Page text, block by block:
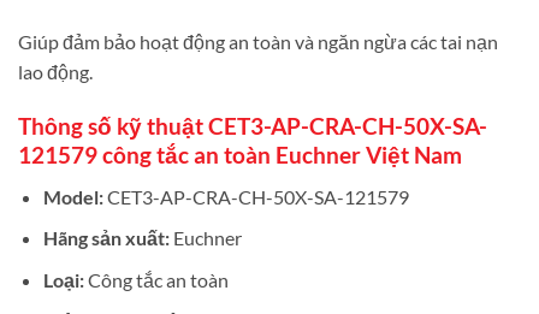
Giúp đảm bảo hoạt động an toàn và ngăn ngừa các tai nạn
lao động.
Thông số kỹ thuật CET3-AP-CRA-CH-50X-SA-
121579 công tắc an toàn Euchner Việt Nam
Model:CET3-AP-CRA-CH-50X-SA-121579
Hãng sản xuất:Euchner
Loại:Công tắc an toàn